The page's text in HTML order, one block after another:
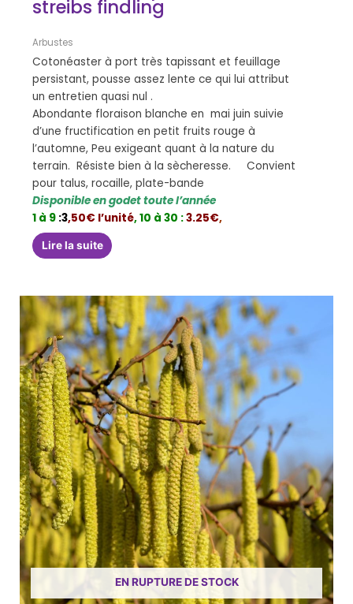
streibs findling
Arbustes
Cotonéaster à port très tapissant et feuillage
persistant, pousse assez lente ce qui lui attribut
un entretien quasi nul .
Abondante floraison blanche en mai juin suivie
d’une fructification en petit fruits rouge à
l’automne, Peu exigeant quant à la nature du
terrain. Résiste bien à la sècheresse. Convient
pour talus, rocaille, plate-bande
Disponible en godet toute l’année
1 à 9 :3,50€ l’unité,10 à 30 :3.25€,
Lire la suite
EN RUPTURE DE STOCK